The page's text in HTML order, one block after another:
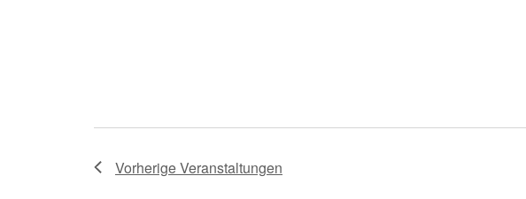
VorherigeVeranstaltungen